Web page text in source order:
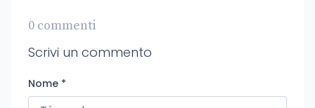
0 commenti
Scrivi un commento
Nome *